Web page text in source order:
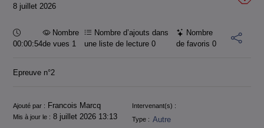
8 juillet 2026
Durée :
00:00:54
Nombre
de vues 1
Nombre d’ajouts dans
une liste de lecture0
Nombre
de favoris 0
Epreuve n°2
Informations
Ajouté par : Francois Marcq
Intervenant(s) :
Mis à jour le : 8 juillet 2026 13:13 Type : Autre